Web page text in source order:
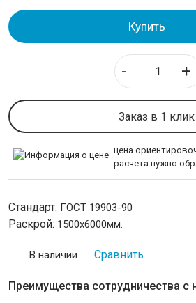
Лист стальной оцинкованный
Лист холоднокатаный
Профнастил оцинкованный
Лист просечно вытяжной ПВЛ
Лист стальной рифленый
ТРУБОПРОВОДНАЯ АРМАТУРА
НЕРЖАВЕЙКА
Купить
- +
Заказ в 1 клик
цена
расчета нужно
Стандарт: ГОСТ 19903-90
Раскрой: 1500х6000мм.
В наличии Сравнить
Преимущества сотрудничества с